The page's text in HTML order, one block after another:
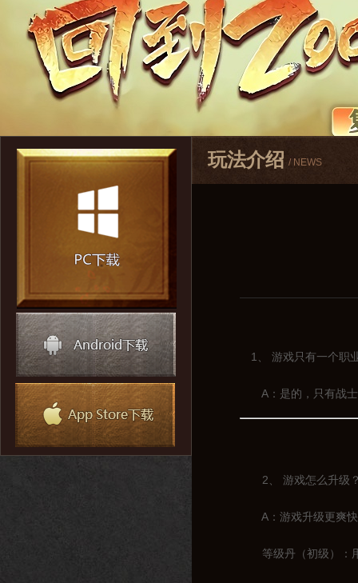
玩法介绍 / NEWS
1、 游戏只有一个职
A：是的，只有战士
2、 游戏怎么升级
A：游戏升级更爽快
等级丹（初级）：